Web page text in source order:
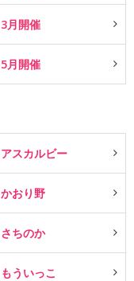
3月開催
5月開催
アスカルビー
かおり野
さちのか
もういっこ